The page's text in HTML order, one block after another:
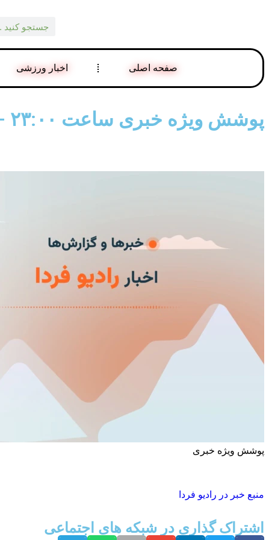
صفحه اصلی اخبار ورزشی
پوشش ویژه خبری ساعت ۲۳:۰۰ – رادیو فردا
پوشش ویژه خبری
منبع خبر در رادیو فردا
اشتراک گذاری در شبکه های اجتماعی